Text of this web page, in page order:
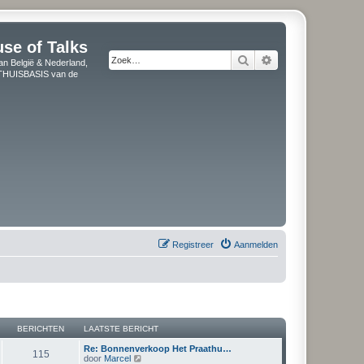
of Talks
België & Nederland,
van de
Zoek
Aanmelden
Registreer
BERICHTEN LAATSTE BERICHT
115
Re: Bonnenverkoop Het Praathu…
door Marcel